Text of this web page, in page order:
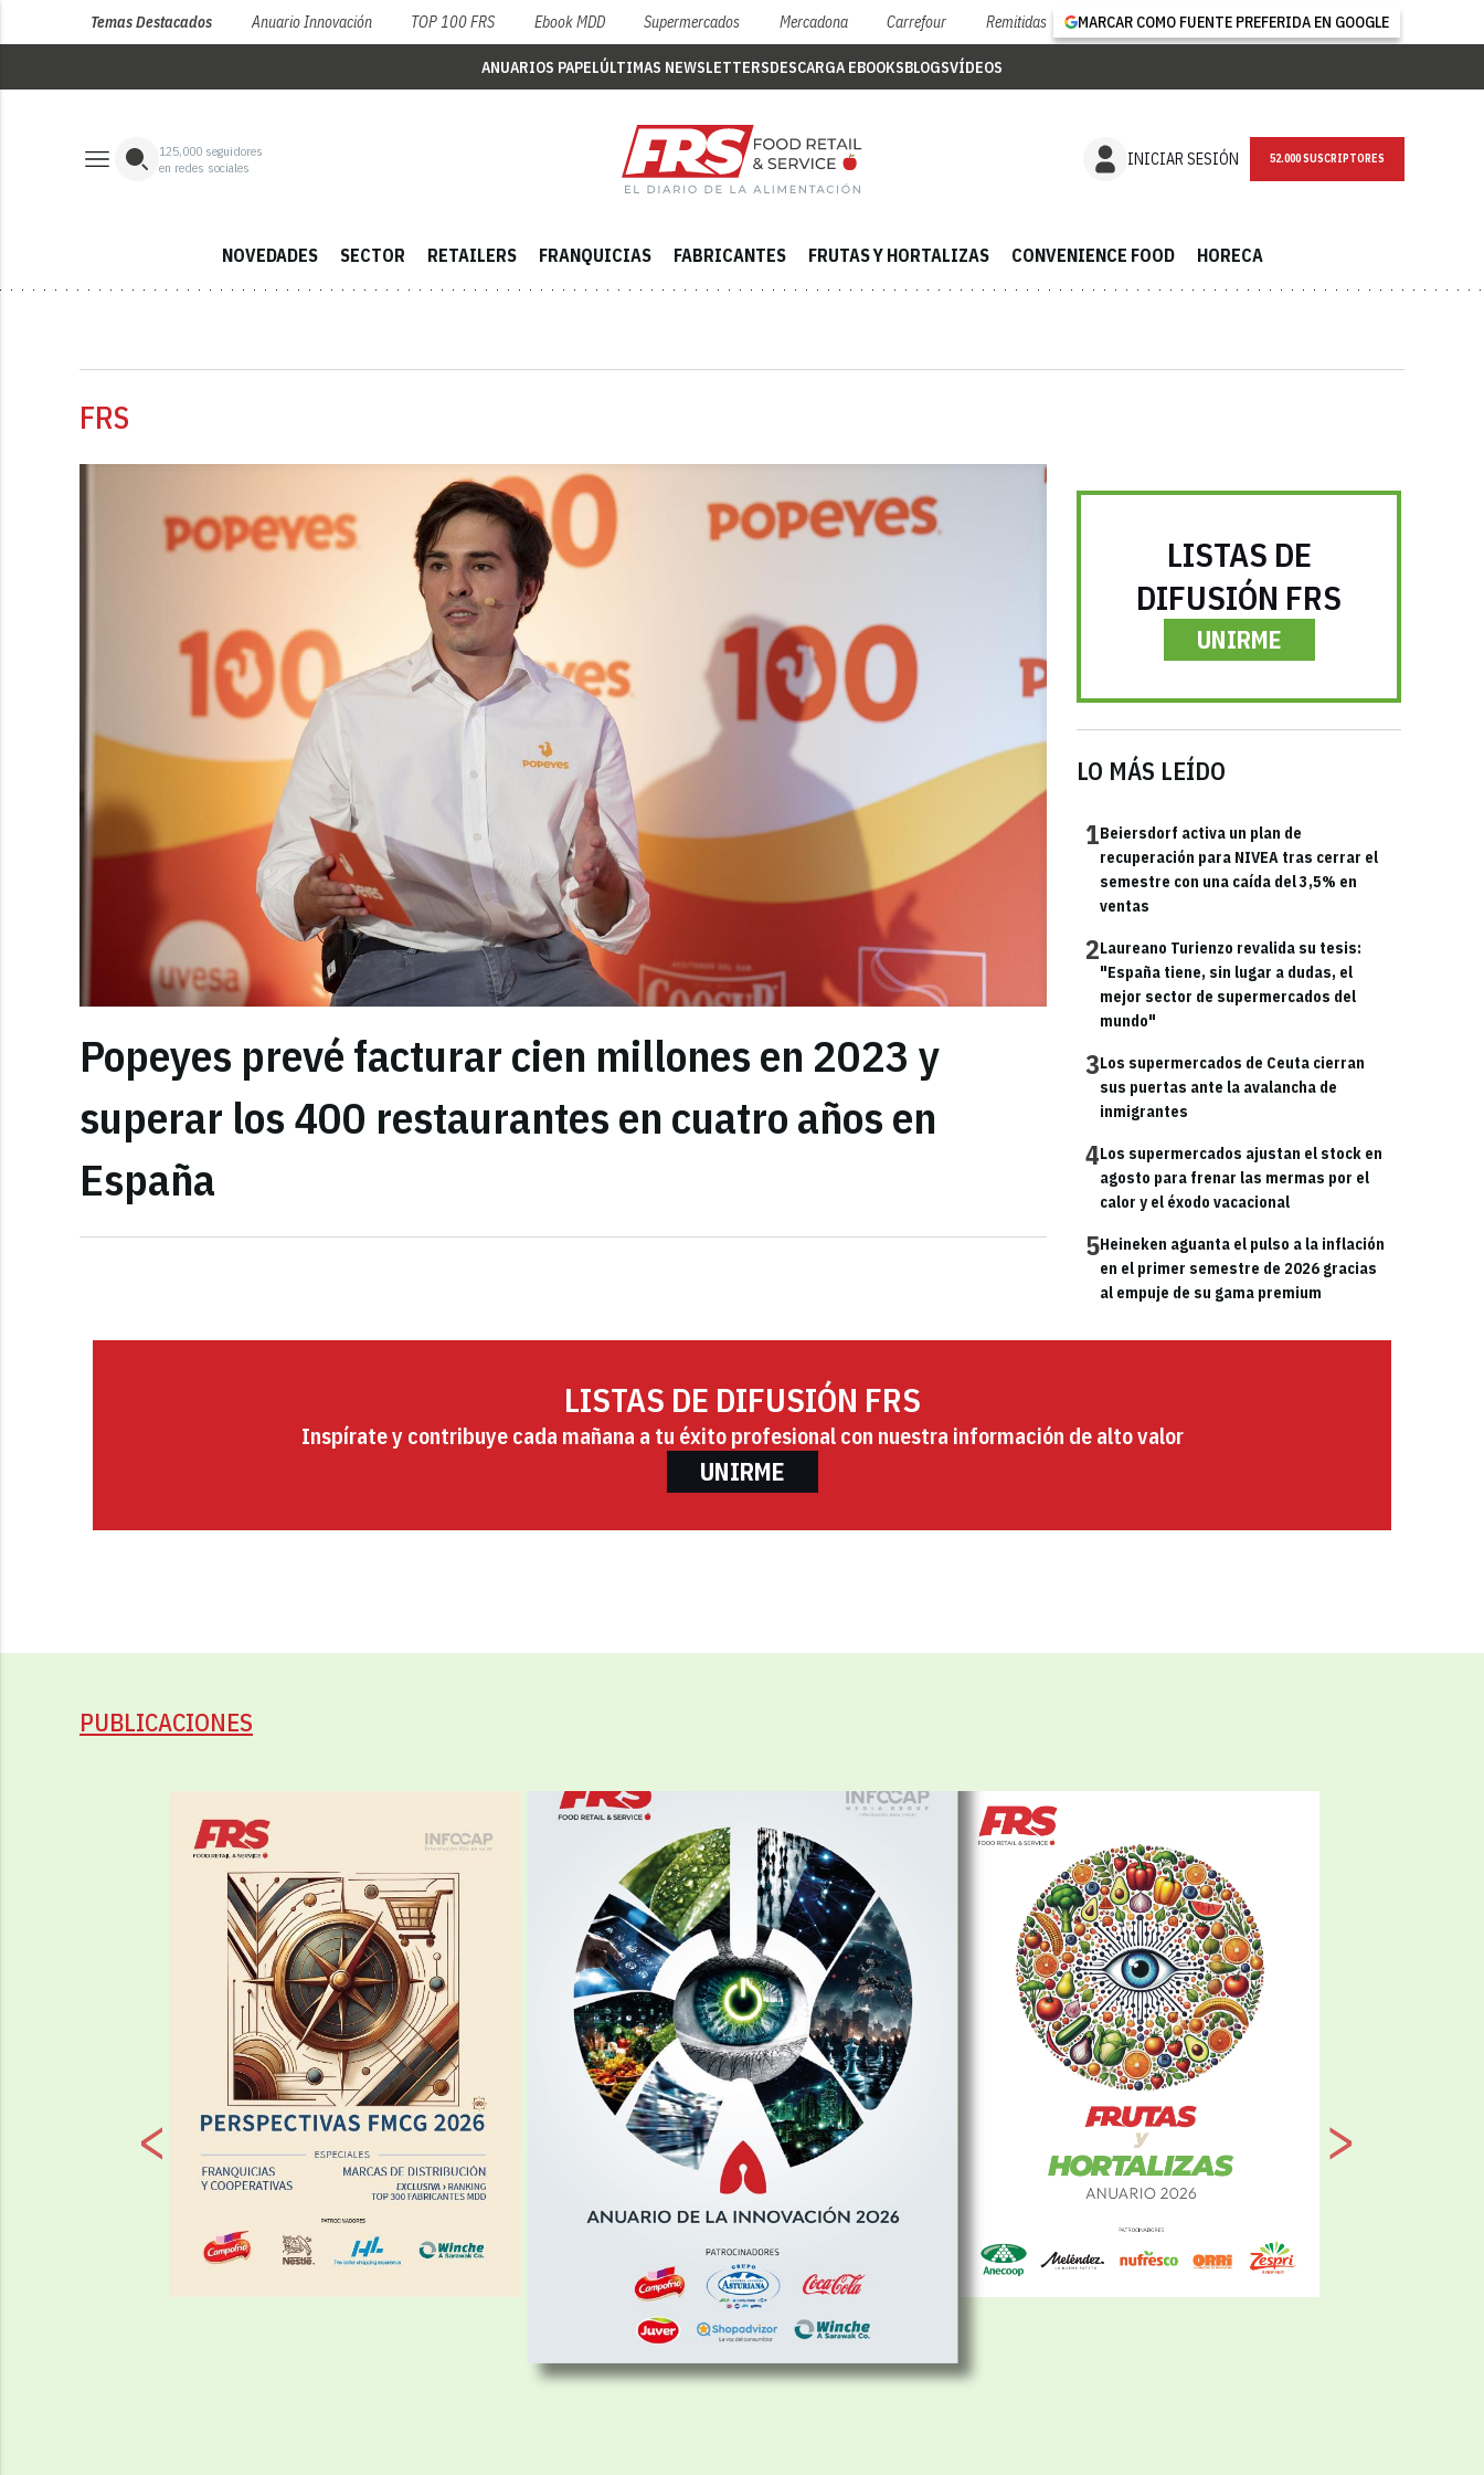
Temas Destacados Anuario Innovación TOP 100 FRS Ebook MDD Supermercados Mercadona Carrefour Remitidas MARCAR COMO FUENTE PREFERIDA EN GOOGLE
ANUARIOS PAPELÚLTIMAS NEWSLETTERSDESCARGA EBOOKSBLOGSVÍDEOS
125,000 seguidores
en redes sociales
INICIAR SESIÓN NEWSLETTER
NOVEDADES SECTOR RETAILERS FRANQUICIAS FABRICANTES FRUTAS Y HORTALIZAS CONVENIENCE FOOD HORECA
FRS
Popeyes prevé facturar cien millones en 2023 y
superar los 400 restaurantes en cuatro años en
España
LISTAS DE
DIFUSIÓN FRS
UNIRME
LO MÁS LEÍDO
1Beiersdorf activa un plan de
recuperación para NIVEA tras cerrar el
semestre con una caída del 3,5% en
ventas
2Laureano Turienzo revalida su tesis:
"España tiene, sin lugar a dudas, el
mejor sector de supermercados del
mundo"
3Los supermercados de Ceuta cierran
sus puertas ante la avalancha de
inmigrantes
4Los supermercados ajustan el stock en
agosto para frenar las mermas por el
calor y el éxodo vacacional
5Heineken aguanta el pulso a la inflación
en el primer semestre de 2026 gracias
al empuje de su gama premium
LISTAS DE DIFUSIÓN FRS
Inspírate y contribuye cada mañana a tu éxito profesional con nuestra información de alto valor
UNIRME
PUBLICACIONES